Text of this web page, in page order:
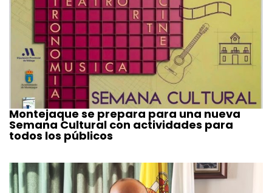
Montejaque se prepara para una nueva
Semana Cultural con actividades para
todos los públicos